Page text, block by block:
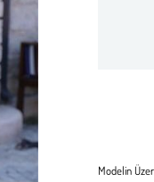
Modelin